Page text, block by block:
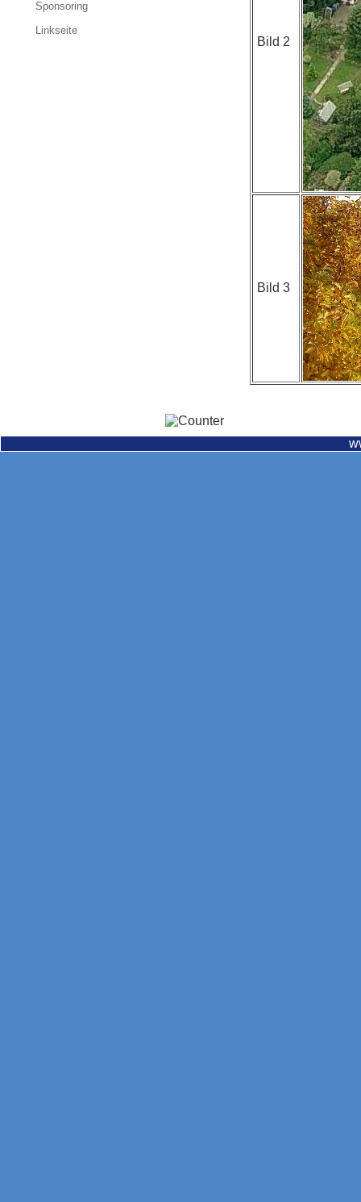
Bild 2
Bild 3
Sponsoring
Linkseite